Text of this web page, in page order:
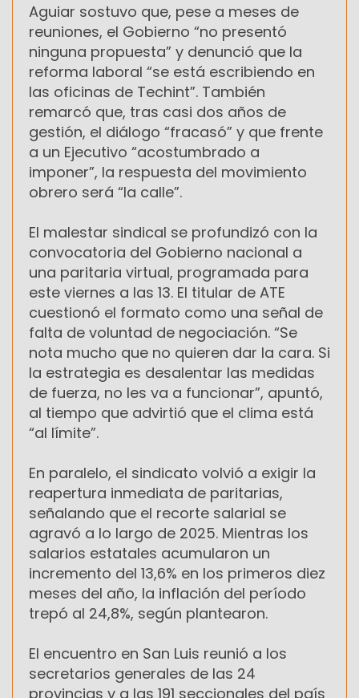
Aguiar sostuvo que, pese a meses de
reuniones, el Gobierno “no presentó
ninguna propuesta” y denunció que la
reforma laboral “se está escribiendo en
las oficinas de Techint”. También
remarcó que, tras casi dos años de
gestión, el diálogo “fracasó” y que frente
a un Ejecutivo “acostumbrado a
imponer”, la respuesta del movimiento
obrero será “la calle”.
El malestar sindical se profundizó con la
convocatoria del Gobierno nacional a
una paritaria virtual, programada para
este viernes a las 13. El titular de ATE
cuestionó el formato como una señal de
falta de voluntad de negociación. “Se
nota mucho que no quieren dar la cara. Si
la estrategia es desalentar las medidas
de fuerza, no les va a funcionar”, apuntó,
al tiempo que advirtió que el clima está
“al límite”.
En paralelo, el sindicato volvió a exigir la
reapertura inmediata de paritarias,
señalando que el recorte salarial se
agravó a lo largo de 2025. Mientras los
salarios estatales acumularon un
incremento del 13,6% en los primeros diez
meses del año, la inflación del período
trepó al 24,8%, según plantearon.
El encuentro en San Luis reunió a los
secretarios generales de las 24
provincias y a las 191 seccionales del país